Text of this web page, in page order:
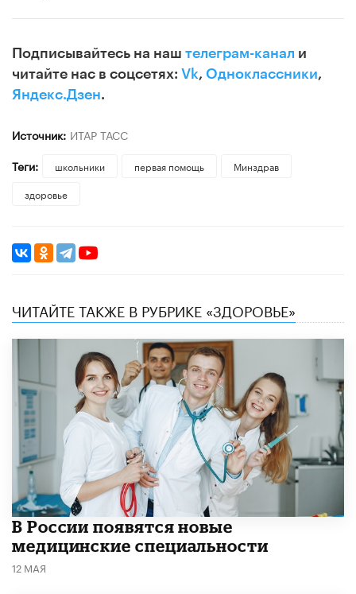
Подписывайтесь на наш телеграм-канал и
читайте нас в соцсетях: Vk, Одноклассники,
Яндекс.Дзен.
Источник: ИТАР ТАСС
Теги:
школьники первая помощь
Минздрав
здоровье
ЧИТАЙТЕ ТАКЖЕ В РУБРИКЕ «ЗДОРОВЬЕ»
В России появятся новые
медицинские специальности
12 МАЯ